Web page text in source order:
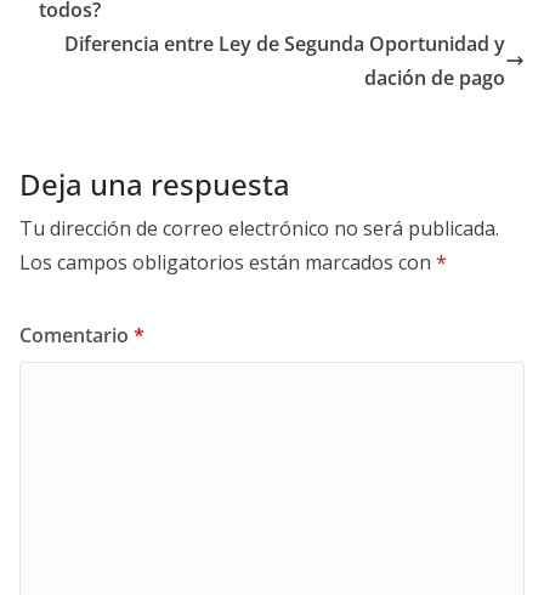
todos?
Diferencia entre Ley de Segunda Oportunidad y
dación de pago
Deja una respuesta
Tu dirección de correo electrónico no será publicada.
Los campos obligatorios están marcados con *
Comentario *